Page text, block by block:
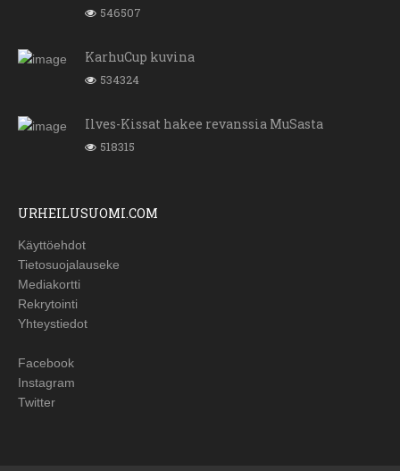
546507
KarhuCup kuvina
534324
Ilves-Kissat hakee revanssia MuSasta
518315
URHEILUSUOMI.COM
Käyttöehdot
Tietosuojalauseke
Mediakortti
Rekrytointi
Yhteystiedot
Facebook
Instagram
Twitter